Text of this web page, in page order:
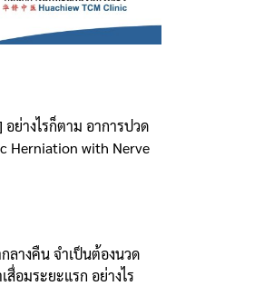
ย่างไรก็ตาม อาการปวด
Herniation with Nerve
ลางคืน จำเป็นต้องนวด
อมระยะแรก อย่างไร